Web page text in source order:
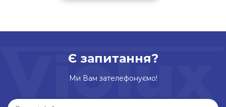
Є запитання?
Ми Вам зателефонуємо!